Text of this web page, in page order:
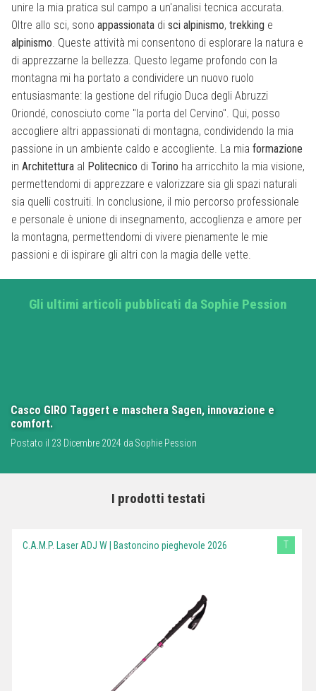
unire la mia pratica sul campo a un'analisi tecnica accurata.
Oltre allo sci, sono appassionata di sci alpinismo, trekking e
alpinismo . Queste attività mi consentono di esplorare la natura e
di apprezzarne la bellezza. Questo legame profondo con la
montagna mi ha portato a condividere un nuovo ruolo
entusiasmante: la gestione del rifugio Duca degli Abruzzi
Oriondé, conosciuto come "la porta del Cervino". Qui, posso
accogliere altri appassionati di montagna, condividendo la mia
passione in un ambiente caldo e accogliente. La mia formazione
in Architettura al Politecnico di Torino ha arricchito la mia visione,
permettendomi di apprezzare e valorizzare sia gli spazi naturali
sia quelli costruiti. In conclusione, il mio percorso professionale
e personale è unione di insegnamento, accoglienza e amore per
la montagna, permettendomi di vivere pienamente le mie
passioni e di ispirare gli altri con la magia delle vette.
Gli ultimi articoli pubblicati da Sophie Pession
Casco GIRO Taggert e maschera Sagen, innovazione e
comfort.
Postato il 23 Dicembre 2024 da Sophie Pession
I prodotti testati
C.A.M.P. Laser ADJ W | Bastoncino pieghevole 2026 T